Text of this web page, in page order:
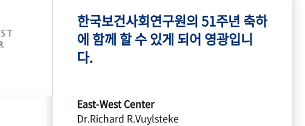
한국보건사회연구원의 51주년 축하
에 함께 할 수 있게 되어 영광입니
다.
East-West Center
Dr.Richard R.Vuylsteke